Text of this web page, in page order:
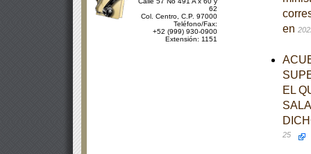
62
Col. Centro, C.P. 97000
Teléfono/Fax:
+52 (999) 930-0900
Extensión: 1151
en
EL
25